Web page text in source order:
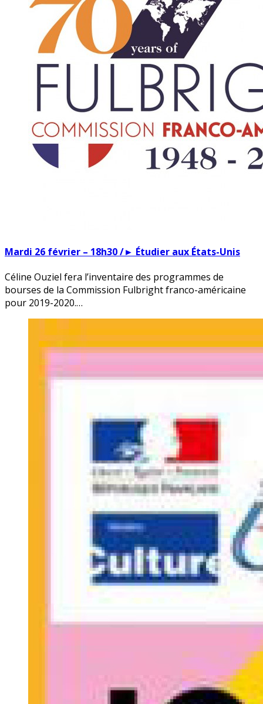
Mardi 26 février – 18h30 /► Étudier aux États-Unis
Céline Ouziel fera l’inventaire des programmes de
bourses de la Commission Fulbright franco-américaine
pour 2019-2020.…